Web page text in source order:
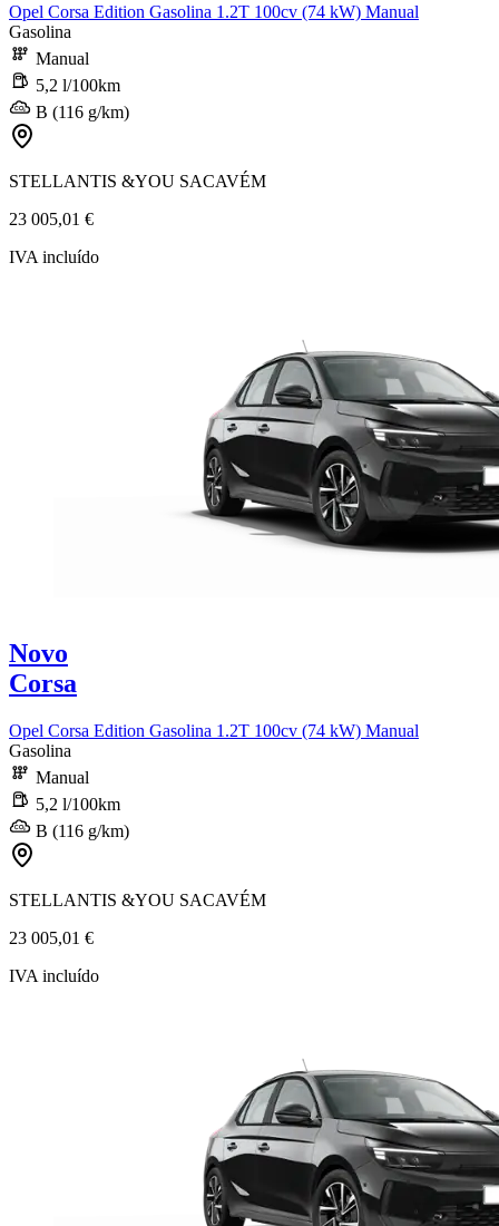
Opel Corsa Edition Gasolina 1.2T 100cv (74 kW) Manual
Gasolina
Manual
5,2 l/100km
B (116 g/km)
STELLANTIS &YOU SACAVÉM
23 005,01 €
IVA incluído
Novo
Corsa
Opel Corsa Edition Gasolina 1.2T 100cv (74 kW) Manual
Gasolina
Manual
5,2 l/100km
B (116 g/km)
STELLANTIS &YOU SACAVÉM
23 005,01 €
IVA incluído